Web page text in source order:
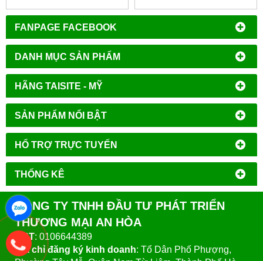
FANPAGE FACEBOOK
DANH MỤC SẢN PHẨM
HÃNG TAISITE - MỸ
SẢN PHẨM NỔI BẬT
HỔ TRỢ TRỰC TUYẾN
THỐNG KÊ
CÔNG TY TNHH ĐẦU TƯ PHÁT TRIỂN
THƯƠNG MẠI AN HÒA
MST: 0106644389
Địa chỉ đăng ký kinh doanh: Tổ Dân Phố Phượng,